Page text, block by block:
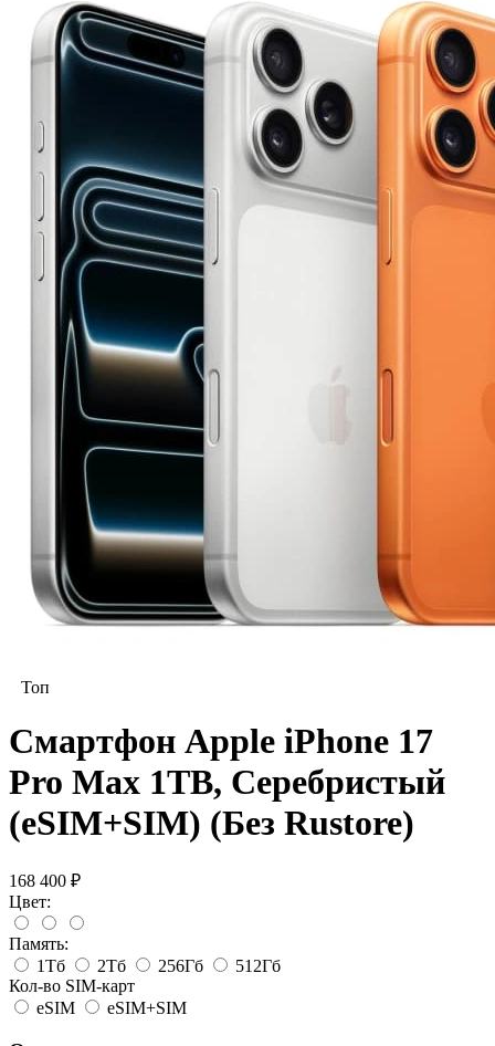
Топ
Смартфон Apple iPhone 17
Pro Max 1TB, Серебристый
(eSIM+SIM) (Без Rustore)
168 400 ₽
Цвет:
Память:
1Тб
2Тб 256Гб
512Гб
Кол-во SIM-карт
eSIM
eSIM+SIM